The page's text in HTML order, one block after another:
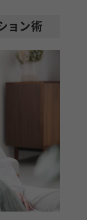
ョン術